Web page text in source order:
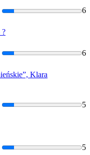
6
?
6
Klara
5
5